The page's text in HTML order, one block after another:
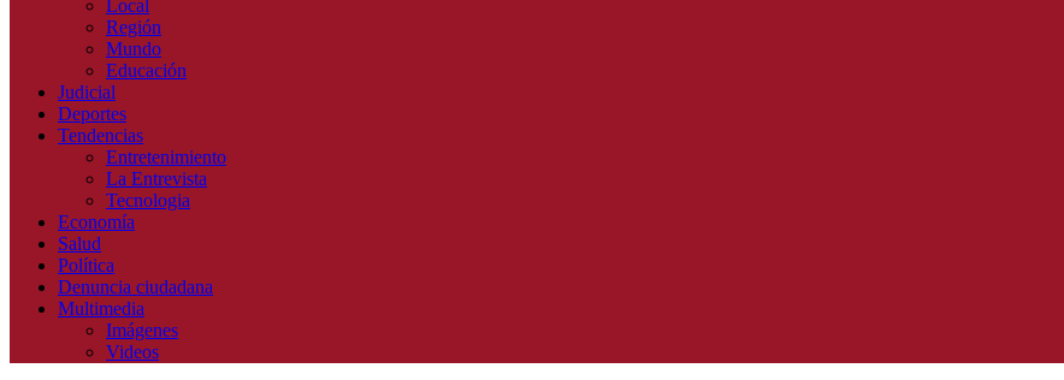
Local
Región
Mundo
Educación
Judicial
Deportes
Tendencias
Entretenimiento
La Entrevista
Tecnologia
Economía
Salud
Política
Denuncia ciudadana
Multimedia
Imágenes
Videos